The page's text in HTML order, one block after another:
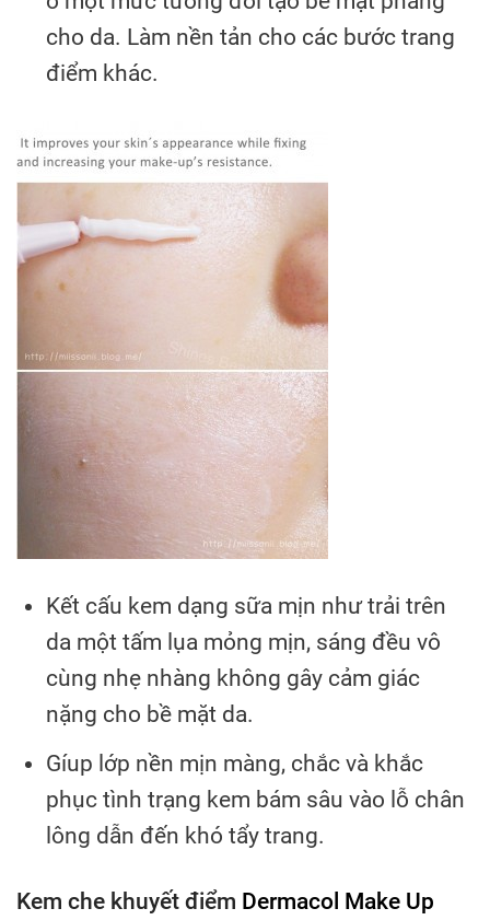
cho da. Làm nền tản cho các bước trang
điểm khác.
Kết cấu kem dạng sữa mịn như trải trên
da một tấm lụa mỏng mịn, sáng đều vô
cùng nhẹ nhàng không gây cảm giác
nặng cho bề mặt da.
Gíup lớp nền mịn màng, chắc và khắc
phục tình trạng kem bám sâu vào lỗ chân
lông dẫn đến khó tẩy trang.
Kem che khuyết điểm Dermacol Make Up